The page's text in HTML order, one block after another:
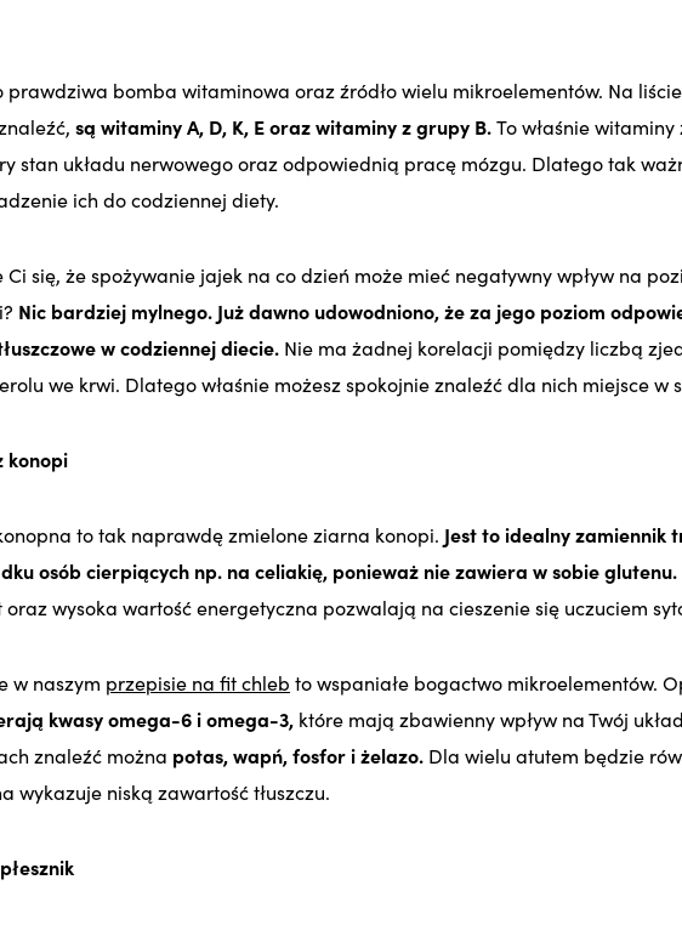
prawdziwa bomba witaminowa oraz źródło wielu mikroelementów. Na
są witaminy A, D, K, E oraz witaminy z grupy B.To właśnie
stan układu nerwowego oraz odpowiednią pracę mózgu. Dlatego tak
ich do codziennej diety.
Ci się, że spożywanie jajek na co dzień może mieć negatywny wpływ na
Nic bardziej mylnego. Już dawno udowodniono, że za jego poziom
w codziennej diecie. Nie ma żadnej korelacji pomiędzy liczbą
we krwi. Dlatego właśnie możesz spokojnie znaleźć dla nich miejsce w
konopi
to tak naprawdę zmielone ziarna konopi. Jest to idealny zamiennik
osób cierpiących np. na celiakię, ponieważ nie zawiera w sobie glutenu.
wysoka wartość energetyczna pozwalają na cieszenie się uczuciem
w naszym przepisie na fit chleb to wspaniałe bogactwo mikroelementów.
kwasy omega-6 i omega-3, które mają zbawienny wpływ na Twój
znaleźć można potas, wapń, fosfor i żelazo. Dla wielu atutem będzie
wykazuje niską zawartość tłuszczu.